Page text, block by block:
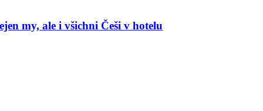
my, ale i všichni Češi v hotelu